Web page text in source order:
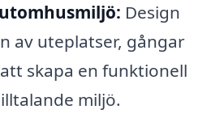
Design
av uteplatser, gångar
skapa en funktionell
miljö.